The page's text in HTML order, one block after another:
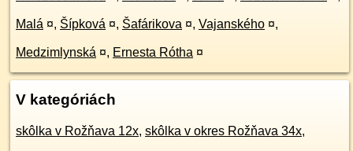
Malá ¤, Šípková ¤, Šafárikova ¤, Vajanského ¤,
Medzimlynská ¤, Ernesta Rótha ¤
V kategóriách
skôlka v Rožňava 12x, skôlka v okres Rožňava 34x,